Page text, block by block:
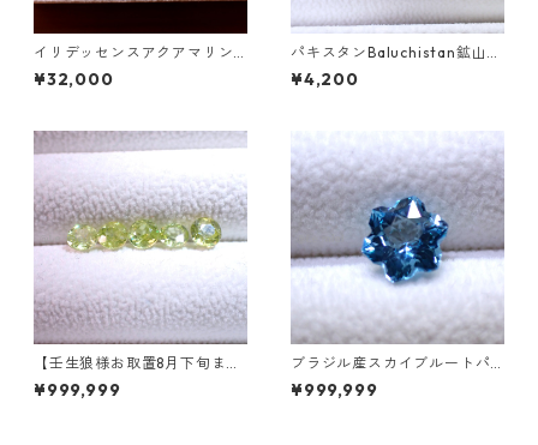
イリデッセンスアクアマリン 1
27.5ct 32.0mm*29.0mm*15.
7mm
¥32,000
パキスタンBaluchistan鉱山産
フローライト スクエアカット
ルース 34.4ct 20 x 19.6 x 11
¥4,200
【壬生狼様お取置8月下旬ま
で】マダガスカル産スフェー
ン ラウンドカットルース 0.45
¥999,999
ブラジル産スカイブルートパ
ーズ スノーフレークカットル
ース 1.5ct 7.0mm*7.0mm*4.
¥999,999